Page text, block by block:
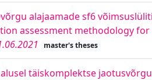
alajaamade sf6
assessment methodology
master's theses
alusel täiskomplektse